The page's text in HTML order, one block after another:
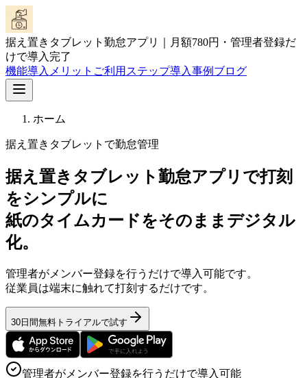
据え置きタブレット勤怠アプリ｜月額780円・管理者登録だ
けで導入完了
機能導入メリット ご利用ステップ導入事例 ブログ
ホーム
据え置きタブレットで勤怠管理
据え置きタブレット勤怠アプリで打刻
をシンプルに
紙のタイムカードをそのままデジタル
化。
管理者がメンバー登録を行うだけで導入可能です。
従業員は端末に触れて打刻するだけです。
30日間無料トライアルで試す
管理者がメンバー登録を行うだけで導入可能